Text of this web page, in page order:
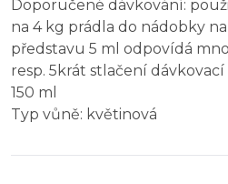
Doporučené dávkování:
na 4 kg prádla do nádobky
představu 5 ml odpovídá
resp. 5krát stlačení
150 ml
Typ vůně: květinová